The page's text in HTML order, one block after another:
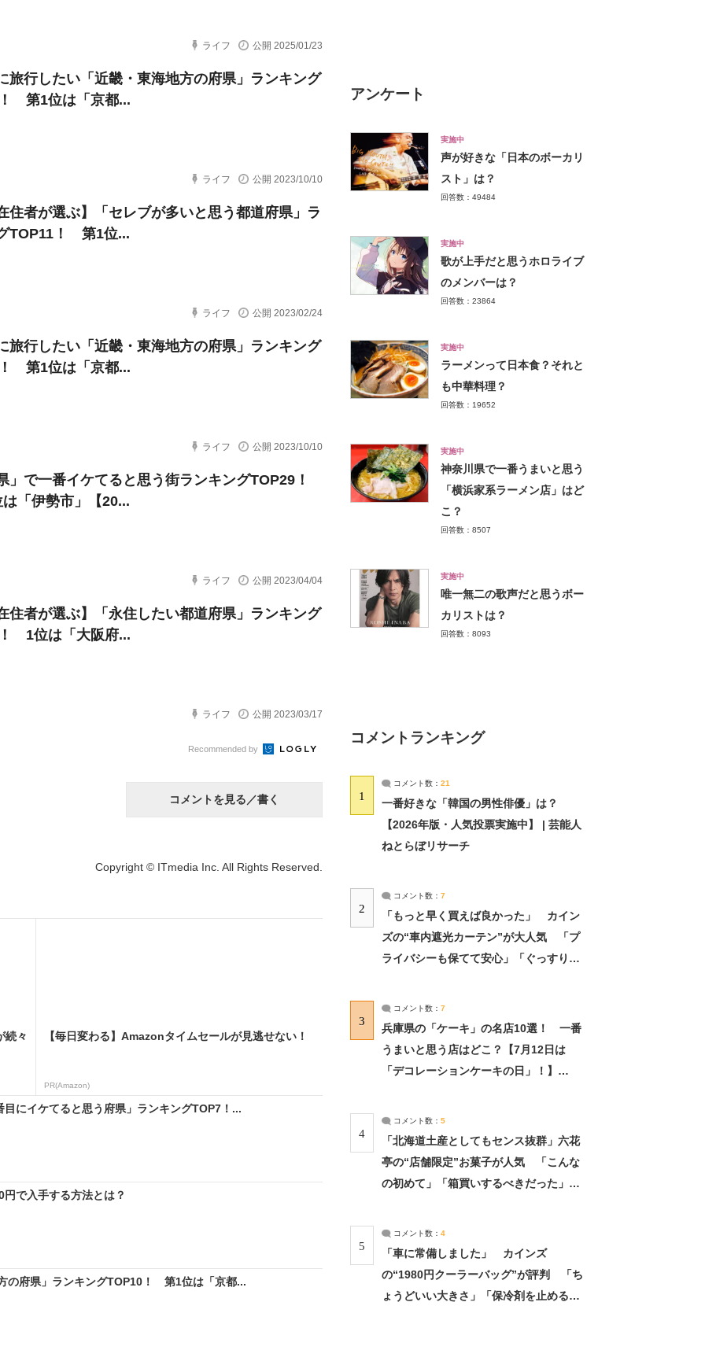
ライフ 公開 2025/01/23
旅行したい「近畿・東海地方の府県」ランキング
第1位は「京都...
ライフ 公開 2023/10/10
住者が選ぶ】「セレブが多いと思う都道府県」ラ
TOP11！ 第1位...
ライフ 公開 2023/02/24
旅行したい「近畿・東海地方の府県」ランキング
第1位は「京都...
ライフ 公開 2023/10/10
」で一番イケてると思う街ランキングTOP29！
「伊勢市」【20...
ライフ 公開 2023/04/04
住者が選ぶ】「永住したい都道府県」ランキング
1位は「大阪府...
ライフ 公開 2023/03/17
Recommended by
コメントを見る／書く
Copyright © ITmedia Inc. All Rights Reserved.
続々 【毎日変わる】Amazonタイムセールが見逃せない！
PR(Amazon)
にイケてると思う府県」ランキングTOP7！...
で入手する方法とは？
の府県」ランキングTOP10！ 第1位は「京都...
アンケート
実施中
声が好きな「日本のボーカリ
スト」は？
回答数：49484
実施中
歌が上手だと思うホロライブ
のメンバーは？
回答数：23864
実施中
ラーメンって日本食？それと
も中華料理？
回答数：19652
実施中
神奈川県で一番うまいと思う
「横浜家系ラーメン店」はど
こ？
回答数：8507
実施中
唯一無二の歌声だと思うボー
カリストは？
回答数：8093
コメントランキング
1
コメント数： 21
一番好きな「韓国の男性俳優」は？
【2026年版・人気投票実施中】 | 芸能人
ねとらぼリサーチ
2
コメント数： 7
「もっと早く買えば良かった」 カイン
ズの“車内遮光カーテン”が大人気 「プ
ライバシーも保てて安心」「ぐっすり眠
3
コメント数： 7
兵庫県の「ケーキ」の名店10選！ 一番
うまいと思う店はどこ？【7月12日は
「デコレーションケーキの日」！】
4
コメント数： 5
「北海道土産としてもセンス抜群」六花
亭の“店舗限定”お菓子が人気 「こんな
の初めて」「箱買いするべきだった」
5
コメント数： 4
「車に常備しました」 カインズ
の“1980円クーラーバッグ”が評判 「ち
ょうどいい大きさ」「保冷剤を止めるベ